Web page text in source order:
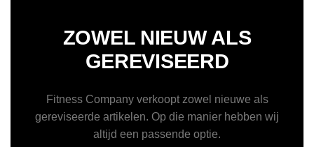
ZOWEL NIEUW ALS
GEREVISEERD
Fitness Company verkoopt zowel nieuwe als
gereviseerde artikelen. Op die manier hebben wij
altijd een passende optie.